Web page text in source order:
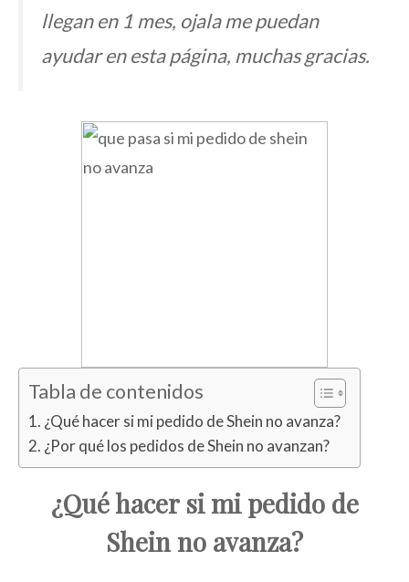
llegan en 1 mes, ojala me puedan
ayudar en esta página, muchas gracias.
Tabla de contenidos
¿Qué hacer si mi pedido de Shein no avanza?
¿Por qué los pedidos de Shein no avanzan?
¿Qué hacer si mi pedido de
Shein no avanza?